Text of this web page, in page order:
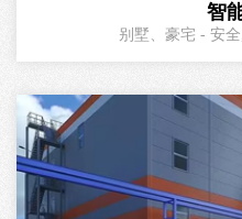
智
别墅、豪宅 - 安